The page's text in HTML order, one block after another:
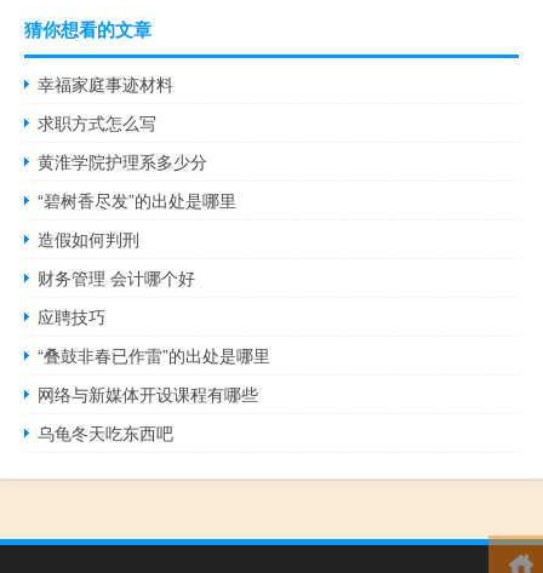
猜你想看的文章
幸福家庭事迹材料
求职方式怎么写
黄淮学院护理系多少分
“碧树香尽发”的出处是哪里
造假如何判刑
财务管理 会计哪个好
应聘技巧
“叠鼓非春已作雷”的出处是哪里
网络与新媒体开设课程有哪些
乌龟冬天吃东西吧